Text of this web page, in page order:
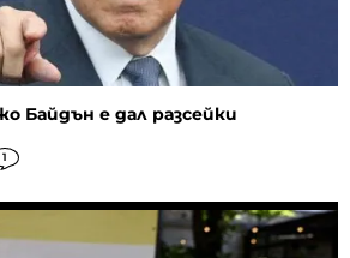
Байдън е дал разсейки
1